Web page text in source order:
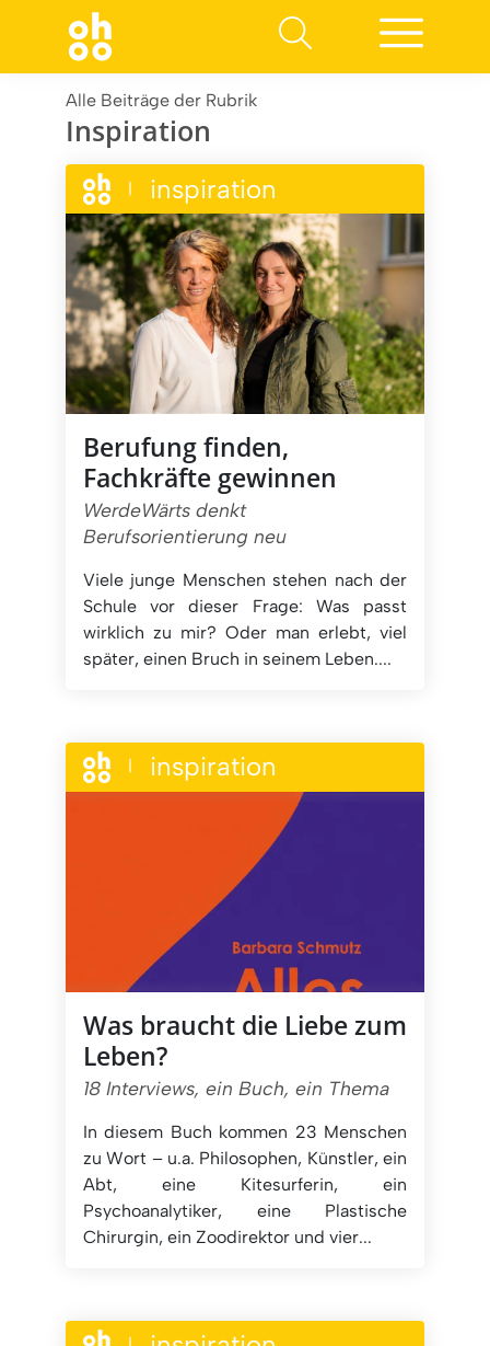
Alle Beiträge der Rubrik
Inspiration
inspiration
Berufung finden,
Fachkräfte gewinnen
WerdeWärts denkt
Berufsorientierung neu
Viele junge Menschen stehen nach der
Schule vor dieser Frage: Was passt
wirklich zu mir? Oder man erlebt, viel
später, einen Bruch in seinem Leben....
inspiration
Was braucht die Liebe zum
Leben?
18 Interviews, ein Buch, ein Thema
In diesem Buch kommen 23 Menschen
zu Wort – u.a. Philosophen, Künstler, ein
Abt, eine Kitesurferin, ein
Psychoanalytiker, eine Plastische
Chirurgin, ein Zoodirektor und vier...